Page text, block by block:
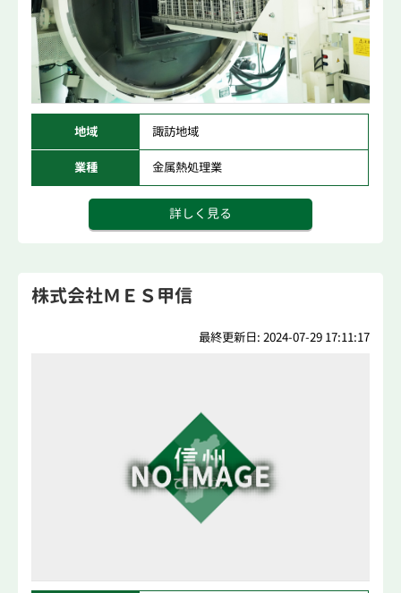
地域 諏訪地域
業種 金属熱処理業
詳しく見る
株式会社ＭＥＳ甲信
最終更新日: 2024-07-29 17:11:17